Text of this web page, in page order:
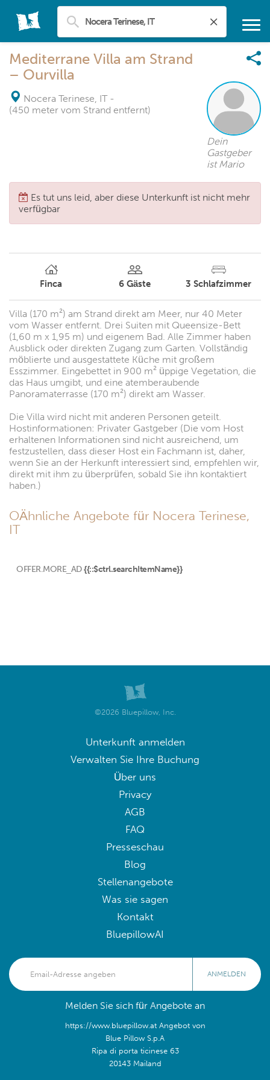
Mediterrane Villa am Strand
– Ourvilla
Nocera Terinese, IT -
(450 meter vom Strand entfernt)
Dein
Gastgeber
ist Mario
Es tut uns leid, aber diese Unterkunft ist nicht mehr
verfügbar
Finca 6 Gäste 3 Schlafzimmer
Villa (170 m²) am Strand direkt am Meer, nur 40 Meter
vom Wasser entfernt. Drei Suiten mit Queensize-Bett
(1,60 m x 1,95 m) und eigenem Bad. Alle Zimmer haben
Ausblick oder direkten Zugang zum Garten. Vollständig
möblierte und ausgestattete Küche mit großem
Esszimmer. Eingebettet in 900 m² üppige Vegetation, die
das Haus umgibt, und eine atemberaubende
Panoramaterrasse (170 m²) direkt am Wasser.
Die Villa wird nicht mit anderen Personen geteilt.
Hostinformationen: Privater Gastgeber (Die vom Host
erhaltenen Informationen sind nicht ausreichend, um
festzustellen, dass dieser Host ein Fachmann ist, daher,
wenn Sie an der Herkunft interessiert sind, empfehlen wir,
direkt mit ihm zu überprüfen, sobald Sie ihn kontaktiert
haben.)
OÄhnliche Angebote für Nocera Terinese,
IT
OFFER.MORE_AD {{::$ctrl.searchItemName}}
©2026 Bluepillow, Inc.
Unterkunft anmelden
Verwalten Sie Ihre Buchung
Über uns
Privacy
AGB
FAQ
Presseschau
Blog
Stellenangebote
Was sie sagen
Kontakt
BluepillowAI
ANMELDEN
Melden Sie sich für Angebote an
https://www.bluepillow.at Angebot von
Blue Pillow S.p.A
Ripa di porta ticinese 63
20143 Mailand